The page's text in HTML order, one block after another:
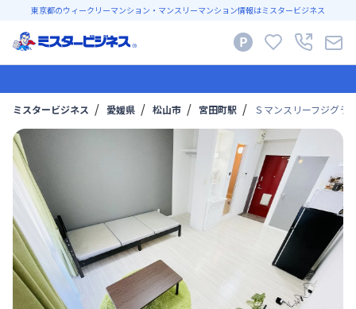
東京都のウィークリーマンション・マンスリーマンション情報はミスタービジネス
ミスタービジネス 愛媛県 松山市 宮田町駅 Ｓマンスリーフジグラ